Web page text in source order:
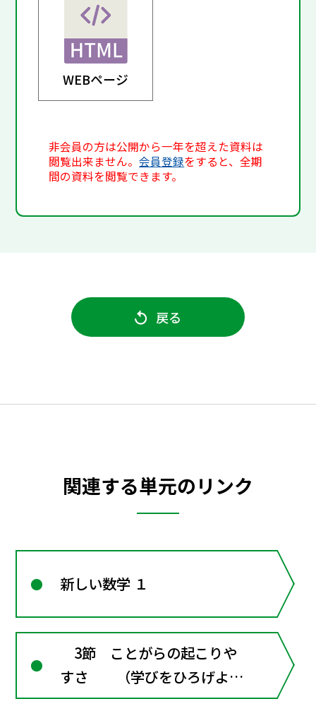
WEBページ
非会員の方は公開から一年を超えた資料は
閲覧出来ません。会員登録をすると、全期
間の資料を閲覧できます。
戻る
関連する単元のリンク
新しい数学 １
3節 ことがらの起こりや
すさ （学びをひろげよ
う） スポーツでもデータ活